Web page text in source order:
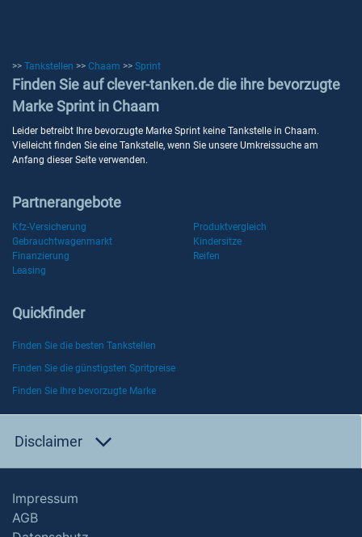
>> Tankstellen >> Chaam >> Sprint
Finden Sie auf clever-tanken.de die ihre bevorzugte
Marke Sprint in Chaam
Leider betreibt Ihre bevorzugte Marke Sprint keine Tankstelle in Chaam.
Vielleicht finden Sie eine Tankstelle, wenn Sie unsere Umkreissuche am
Anfang dieser Seite verwenden.
Partnerangebote
Kfz-Versicherung
Produktvergleich
Gebrauchtwagenmarkt
Kindersitze
Finanzierung
Reifen
Leasing
Quickfinder
Finden Sie die besten Tankstellen
Finden Sie die günstigsten Spritpreise
Finden Sie Ihre bevorzugte Marke
Disclaimer
Impressum
AGB